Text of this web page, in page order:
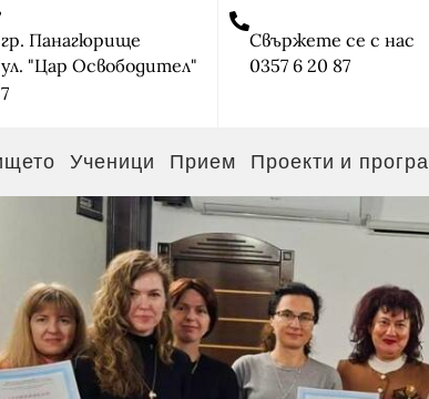
гр. Панагюрище
ул. "Цар Освободител"
7
Свържете се с нас
0357 6 20 87
Ученици Прием Проекти и